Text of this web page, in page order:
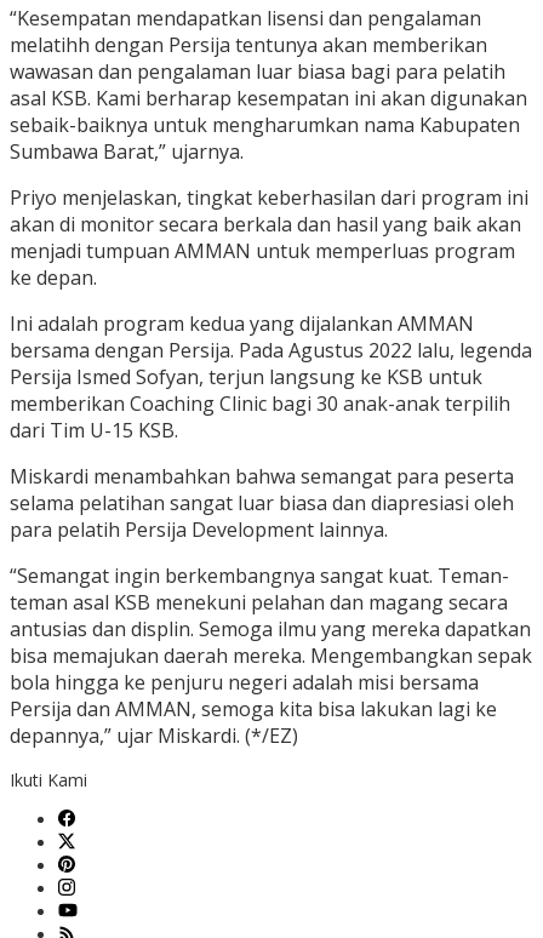
“Kesempatan mendapatkan lisensi dan pengalaman
melatihh dengan Persija tentunya akan memberikan
wawasan dan pengalaman luar biasa bagi para pelatih
asal KSB. Kami berharap kesempatan ini akan digunakan
sebaik-baiknya untuk mengharumkan nama Kabupaten
Sumbawa Barat,” ujarnya.
Priyo menjelaskan, tingkat keberhasilan dari program ini
akan di monitor secara berkala dan hasil yang baik akan
menjadi tumpuan AMMAN untuk memperluas program
ke depan.
Ini adalah program kedua yang dijalankan AMMAN
bersama dengan Persija. Pada Agustus 2022 lalu, legenda
Persija Ismed Sofyan, terjun langsung ke KSB untuk
memberikan Coaching Clinic bagi 30 anak-anak terpilih
dari Tim U-15 KSB.
Miskardi menambahkan bahwa semangat para peserta
selama pelatihan sangat luar biasa dan diapresiasi oleh
para pelatih Persija Development lainnya.
“Semangat ingin berkembangnya sangat kuat. Teman-
teman asal KSB menekuni pelahan dan magang secara
antusias dan displin. Semoga ilmu yang mereka dapatkan
bisa memajukan daerah mereka. Mengembangkan sepak
bola hingga ke penjuru negeri adalah misi bersama
Persija dan AMMAN, semoga kita bisa lakukan lagi ke
depannya,” ujar Miskardi. (*/EZ)
Ikuti Kami